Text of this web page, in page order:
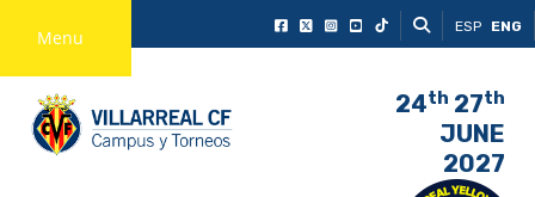
Menu ESP ENG
24th 27th
JUNE
2027